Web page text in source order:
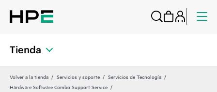
Tienda
Volver a la tienda Servicios y soporte
Servicios de Tecnología
Hardware Software Combo Support Service